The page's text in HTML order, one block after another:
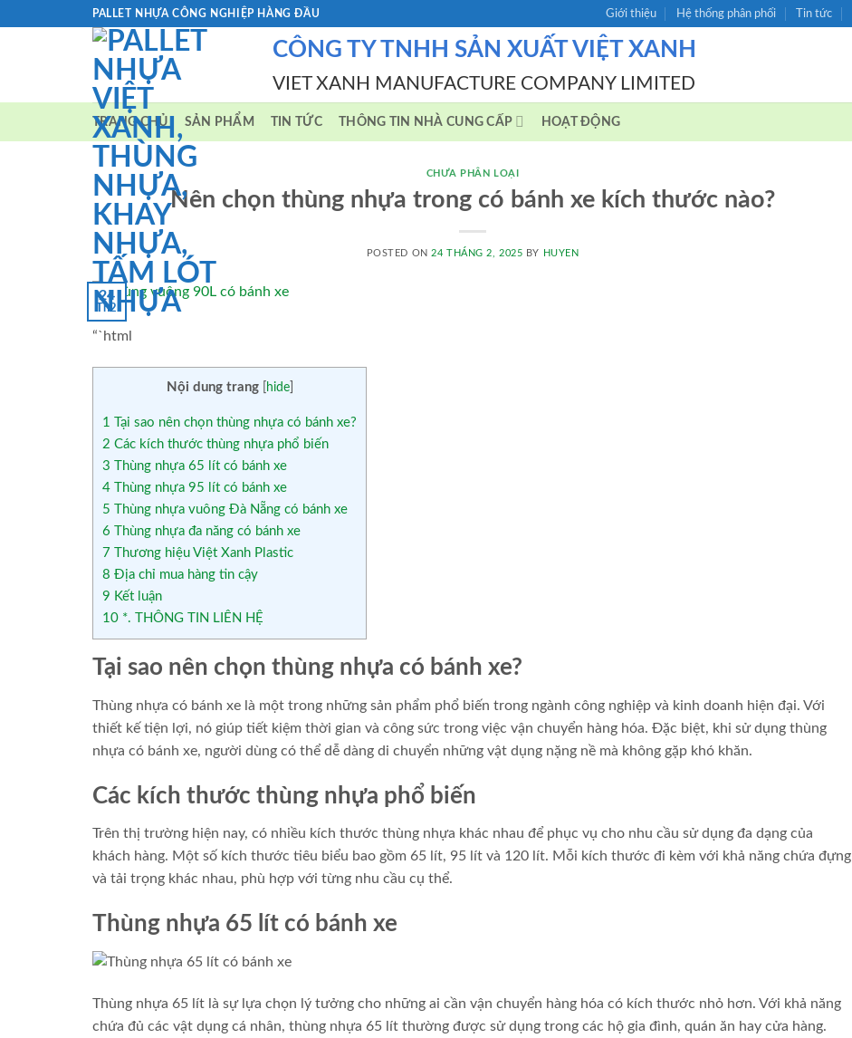
PALLET NHỰA CÔNG NGHIỆP HÀNG ĐẦU Giới thiệu Hệ thống phân phối Tin tức
CÔNG TY TNHH SẢN XUẤT VIỆT XANH
VIET XANH MANUFACTURE COMPANY LIMITED
TRANG CHỦ SẢN PHẨM TIN TỨC THÔNG TIN NHÀ CUNG CẤP HOẠT ĐỘNG
CHƯA PHÂN LOẠI
Nên chọn thùng nhựa trong có bánh xe kích thước nào?
POSTED ON24 THÁNG 2, 2025 BY HUYEN
24
Th2
“`html
Nội dung trang hide]
1 Tại sao nên chọn thùng nhựa có bánh xe?
2 Các kích thước thùng nhựa phổ biến
3 Thùng nhựa 65 lít có bánh xe
4 Thùng nhựa 95 lít có bánh xe
5 Thùng nhựa vuông Đà Nẵng có bánh xe
6 Thùng nhựa đa năng có bánh xe
7 Thương hiệu Việt Xanh Plastic
8 Địa chỉ mua hàng tin cậy
9 Kết luận
10 *. THÔNG TIN LIÊN HỆ
Tại sao nên chọn thùng nhựa có bánh xe?
Thùng nhựa có bánh xe là một trong những sản phẩm phổ biến trong ngành công nghiệp và kinh doanh hiện đại. Với
thiết kế tiện lợi, nó giúp tiết kiệm thời gian và công sức trong việc vận chuyển hàng hóa. Đặc biệt, khi sử dụng thùng
nhựa có bánh xe, người dùng có thể dễ dàng di chuyển những vật dụng nặng nề mà không gặp khó khăn.
Các kích thước thùng nhựa phổ biến
Trên thị trường hiện nay, có nhiều kích thước thùng nhựa khác nhau để phục vụ cho nhu cầu sử dụng đa dạng của
khách hàng. Một số kích thước tiêu biểu bao gồm 65 lít, 95 lít và 120 lít. Mỗi kích thước đi kèm với khả năng chứa đựng
và tải trọng khác nhau, phù hợp với từng nhu cầu cụ thể.
Thùng nhựa 65 lít có bánh xe
Thùng nhựa 65 lít là sự lựa chọn lý tưởng cho những ai cần vận chuyển hàng hóa có kích thước nhỏ hơn. Với khả năng
chứa đủ các vật dụng cá nhân, thùng nhựa 65 lít thường được sử dụng trong các hộ gia đình, quán ăn hay cửa hàng.